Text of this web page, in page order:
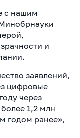
с нашим
и
заявлений,
цифровые
через
1,2 млн
годом ранее»,